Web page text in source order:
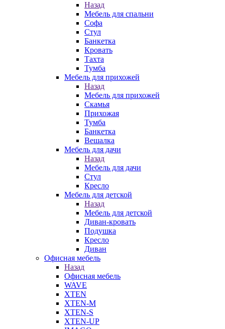
Назад
Мебель для спальни
Софа
Стул
Банкетка
Кровать
Тахта
Тумба
Мебель для прихожей
Назад
Мебель для прихожей
Скамья
Прихожая
Тумба
Банкетка
Вешалка
Мебель для дачи
Назад
Мебель для дачи
Стул
Кресло
Мебель для детской
Назад
Мебель для детской
Диван-кровать
Подушка
Кресло
Диван
Офисная мебель
Назад
Офисная мебель
WAVE
XTEN
XTEN-M
XTEN-S
XTEN-UP